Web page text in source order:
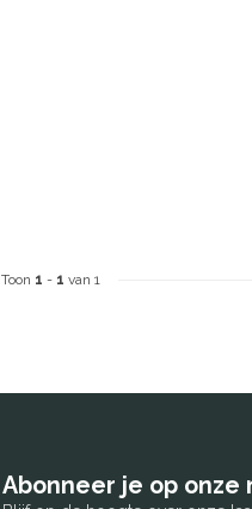
Toon 1 - 1 van 1
Abonneer je op onze